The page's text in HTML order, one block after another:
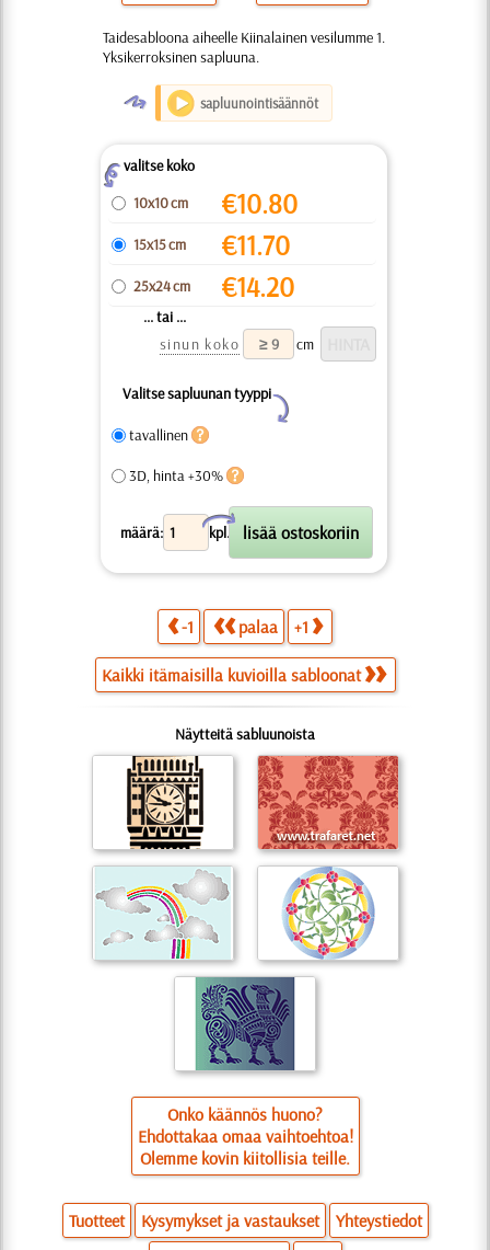
Taidesabloona aiheelle Kiinalainen vesilumme 1.
Yksikerroksinen sapluuna.
O sapluunointisäännöt
Zvalitse koko
10x10 cm
€10.80
15x15 cm €11.70
25x24 cm €14.20
... tai ...
sinun koko
cm
Valitse sapluunan tyyppi
Y
tavallinen
3D, hinta +30%
määrä: kpl.
X
-1 palaa +1
Kaikki itämaisilla kuvioilla sabloonat
Näytteitä sabluunoista
Onko käännös huono?
Ehdottakaa omaa vaihtoehtoa!
Olemme kovin kiitollisia teille.
Tuotteet Kysymykset ja vastaukset
Yhteystiedot